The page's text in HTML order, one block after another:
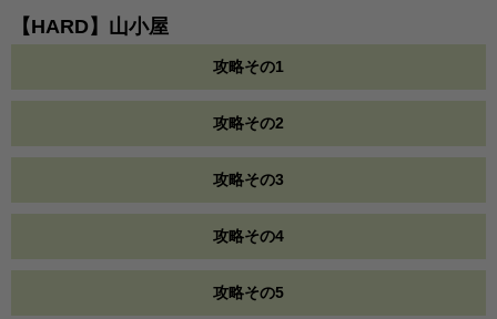
【HARD】山小屋
攻略その1
攻略その2
攻略その3
攻略その4
攻略その5